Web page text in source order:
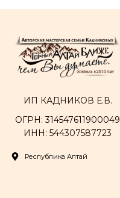
ИП КАДНИКОВ Е.В.
ОГРН: 314547611900049
ИНН: 544307587723
Республика Алтай